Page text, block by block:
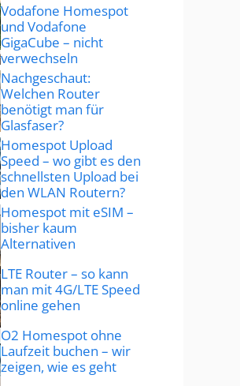
Vodafone Homespot
und Vodafone
GigaCube – nicht
verwechseln
Nachgeschaut:
Welchen Router
benötigt man für
Glasfaser?
Homespot Upload
Speed – wo gibt es den
schnellsten Upload bei
den WLAN Routern?
Homespot mit eSIM –
bisher kaum
Alternativen
LTE Router – so kann
man mit 4G/LTE Speed
online gehen
O2 Homespot ohne
Laufzeit buchen – wir
zeigen, wie es geht